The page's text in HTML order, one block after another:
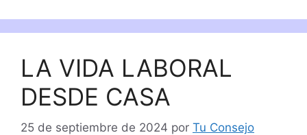
LA VIDA LABORAL
DESDE CASA
25 de septiembre de 2024 por Tu Consejo